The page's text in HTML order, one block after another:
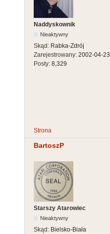
Naddyskownik
Nieaktywny
Skąd: Rabka-Zdrój
Zarejestrowany: 2002-04-23
Posty: 8,329
Strona
BartoszP
Starszy Atarowiec
Nieaktywny
Skąd: Bielsko-Biała